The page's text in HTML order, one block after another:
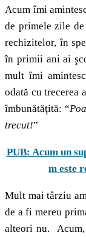
Acum îmi
de primele zile
rechizitelor, în
în primii ani ai
mult îmi
odată cu trecerea
îmbunătăţită: “
trecut!”
PUB: Acum un
m este
Mult mai târziu
de a fi mereu
alteori nu. Acum,